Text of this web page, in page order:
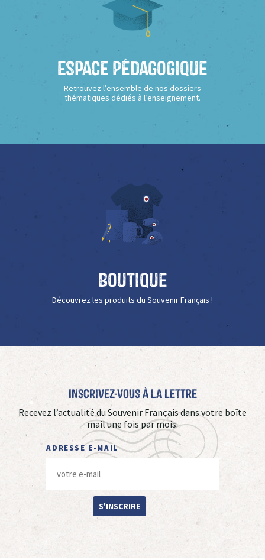
Espace Pédagogique
Retrouvez l’ensemble de nos dossiers
thématiques dédiés à l’enseignement.
Boutique
Découvrez les produits du Souvenir Français !
Inscrivez-vous à La Lettre
Recevez l’actualité du Souvenir Français dans votre boîte
mail une fois par mois.
ADRESSE E-MAIL
S'INSCRIRE